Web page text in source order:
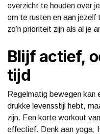
overzicht te houden over
om te rusten en aan
zo’n prioriteit zijn als al je
Blijf actief,
tijd
Regelmatig bewegen kan
drukke levensstijl hebt,
zijn. Een korte workout
effectief. Denk aan yoga,